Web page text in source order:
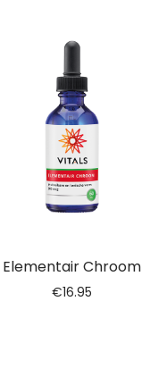
Elementair Chroom
€16.95